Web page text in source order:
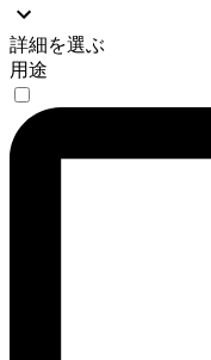
詳細を選ぶ
用途